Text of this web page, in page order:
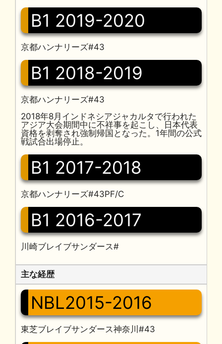
B1 2019-2020
京都ハンナリーズ#43
B1 2018-2019
京都ハンナリーズ#43
2018年8月インドネシアジャカルタで行われた
アジア大会期間中に不祥事を起こし、日本代表
資格を剥奪され強制帰国となった。1年間の公式
戦試合出場停止。
B1 2017-2018
京都ハンナリーズ#43PF/C
B1 2016-2017
川崎ブレイブサンダース#
主な経歴
NBL2015-2016
東芝ブレイブサンダース神奈川#43